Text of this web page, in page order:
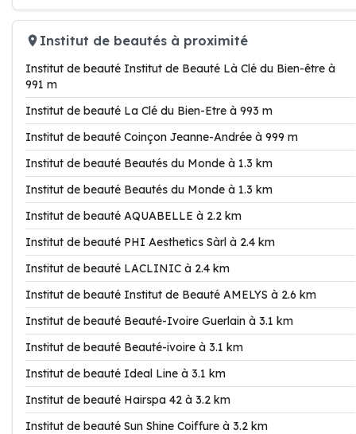
Institut de beautés à proximité
Institut de beauté Institut de Beauté Là Clé du Bien-être à
991 m
Institut de beauté La Clé du Bien-Etre à 993 m
Institut de beauté Coinçon Jeanne-Andrée à 999 m
Institut de beauté Beautés du Monde à 1.3 km
Institut de beauté Beautés du Monde à 1.3 km
Institut de beauté AQUABELLE à 2.2 km
Institut de beauté PHI Aesthetics Sàrl à 2.4 km
Institut de beauté LACLINIC à 2.4 km
Institut de beauté Institut de Beauté AMELYS à 2.6 km
Institut de beauté Beauté-Ivoire Guerlain à 3.1 km
Institut de beauté Beauté-ivoire à 3.1 km
Institut de beauté Ideal Line à 3.1 km
Institut de beauté Hairspa 42 à 3.2 km
Institut de beauté Sun Shine Coiffure à 3.2 km